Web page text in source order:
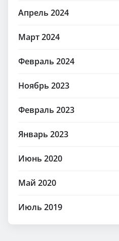
Апрель 2024
Март 2024
Февраль 2024
Ноябрь 2023
Февраль 2023
Январь 2023
Июнь 2020
Май 2020
Июль 2019